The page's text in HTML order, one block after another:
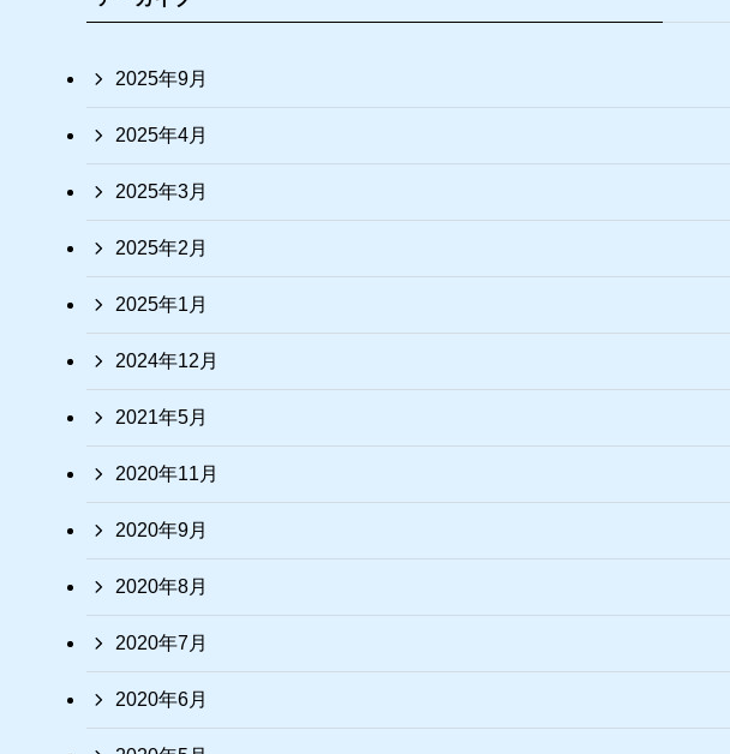
2025年9月
2025年4月
2025年3月
2025年2月
2025年1月
2024年12月
2021年5月
2020年11月
2020年9月
2020年8月
2020年7月
2020年6月